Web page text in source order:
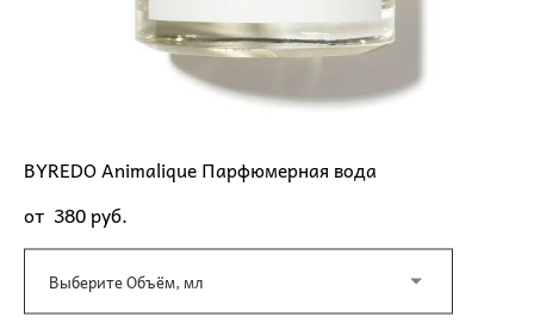
BYREDO Animalique Парфюмерная вода
от 380 pуб.
Выберите Объём, мл